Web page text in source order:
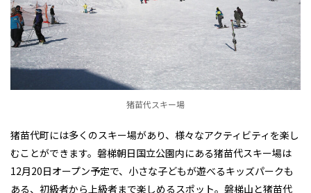
猪苗代スキー場
猪苗代町には多くのスキー場があり、様々なアクティビティを楽し
むことができます。磐梯朝日国立公園内にある猪苗代スキー場は
12月20日オープン予定で、小さな子どもが遊べるキッズパークも
ある、初級者から上級者まで楽しめるスポット。磐梯山と猪苗代